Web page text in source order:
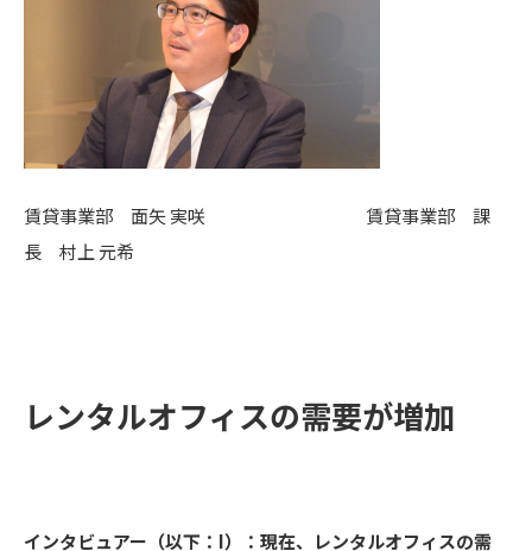
賃貸事業部 面矢 実咲 賃貸事業部 課
長 村上 元希
レンタルオフィスの需要が増加
インタビュアー（以下：I）：現在、レンタルオフィスの需